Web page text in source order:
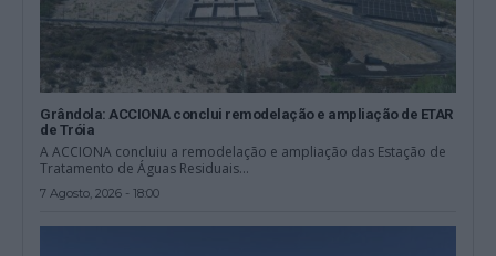
Grândola: ACCIONA conclui remodelação e ampliação de ETAR
de Tróia
A ACCIONA concluiu a remodelação e ampliação das Estação de
Tratamento de Águas Residuais...
7 Agosto, 2026 - 18:00